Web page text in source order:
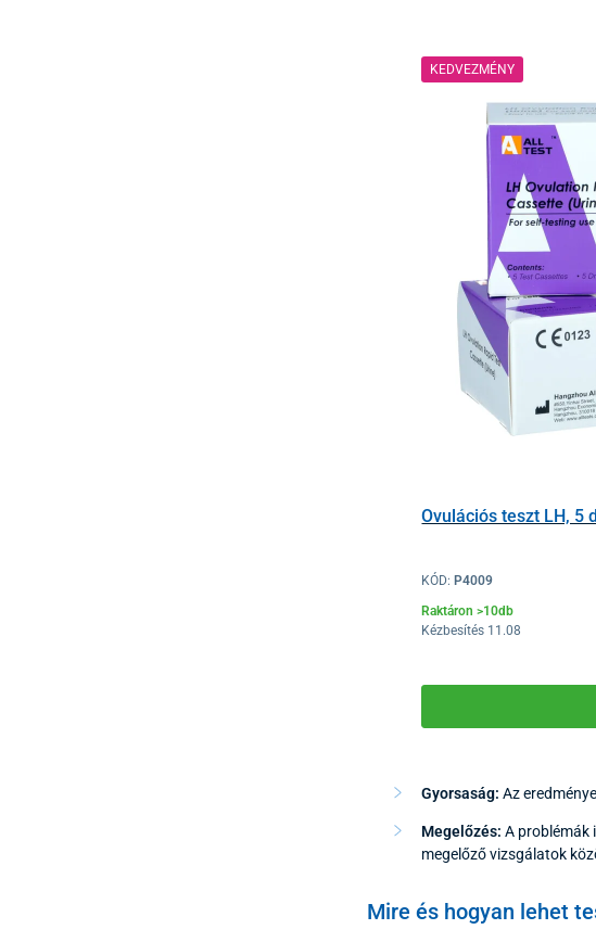
KEDVEZMÉNY
Ovulációs teszt LH, 5
KÓD: P4009
Raktáron >10db
Kézbesítés 11.08
Gyorsaság: Az
Megelőzés: A problémák
megelőző vizsgálatok
Mire és hogyan lehet